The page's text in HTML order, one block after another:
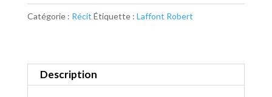
Catégorie : Récit Étiquette : Laffont Robert
Description